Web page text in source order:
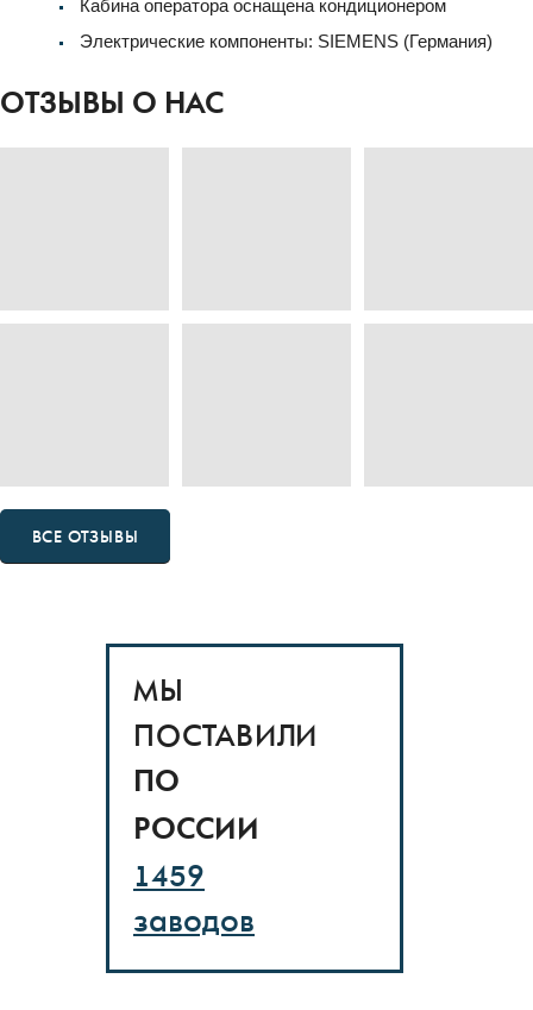
Кабина оператора оснащена кондиционером
Электрические компоненты: SIEMENS (Германия)
ОТЗЫВЫ О НАС
ВСЕ ОТЗЫВЫ
МЫ
ПОСТАВИЛИ
ПО
РОССИИ
1459
заводов